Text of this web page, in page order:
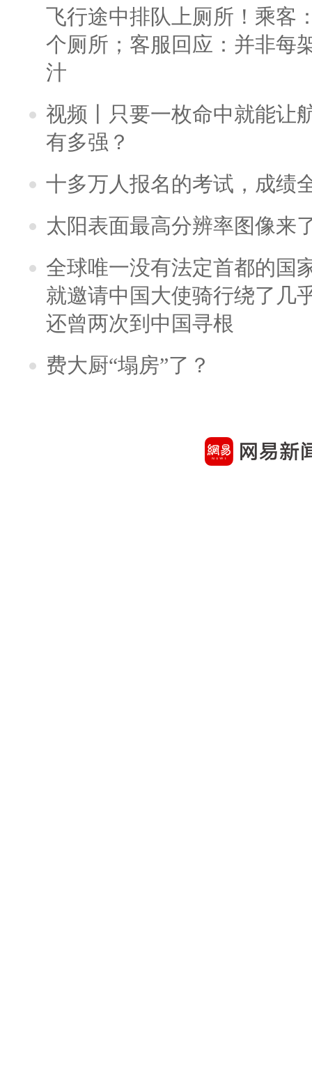
飞行途中排队上厕所！乘客
个厕所；客服回应：并非每
汁
视频丨只要一枚命中就能让
有多强？
十多万人报名的考试，成绩
太阳表面最高分辨率图像来
全球唯一没有法定首都的国
就邀请中国大使骑行绕了几
还曾两次到中国寻根
费大厨“塌房”了？